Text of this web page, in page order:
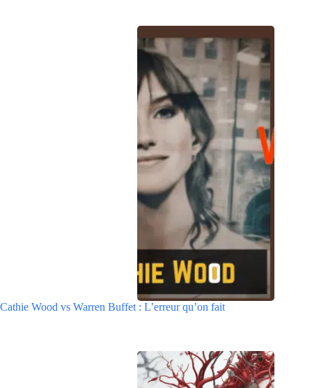
Cathie Wood vs Warren Buffet : L’erreur qu’on fait